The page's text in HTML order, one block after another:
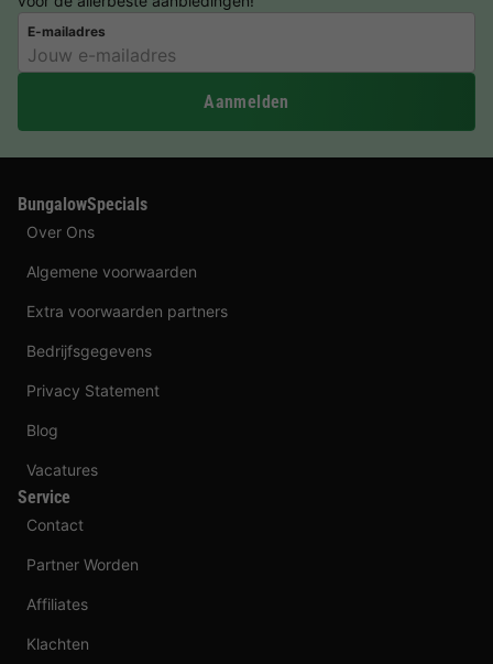
E-mailadres
Aanmelden
BungalowSpecials
Over Ons
Algemene voorwaarden
Extra voorwaarden partners
Bedrijfsgegevens
Privacy Statement
Blog
Vacatures
Service
Contact
Partner Worden
Affiliates
Klachten